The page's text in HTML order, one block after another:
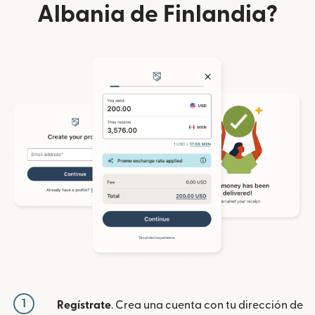
Albania de Finlandia?
1 Regístrate. Crea una cuenta con tu dirección de